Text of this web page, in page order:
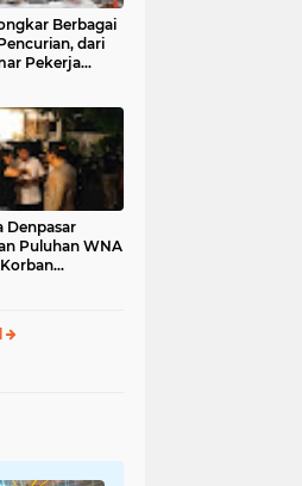
Berbagai
dari
Pekerja
Denpasar
Puluhan WNA